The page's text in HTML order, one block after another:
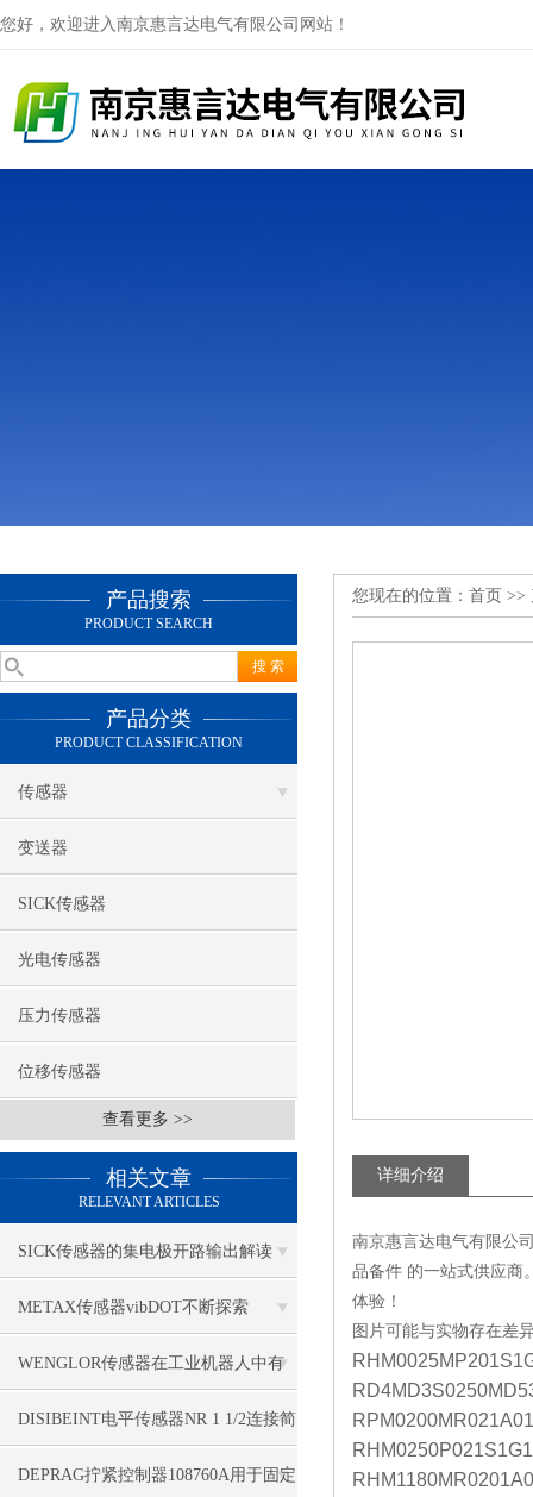
您好，欢迎进入南京惠言达电气有限公司网站！
产品搜索
PRODUCT SEARCH
产品分类
PRODUCT CLASSIFICATION
传感器
变送器
SICK传感器
光电传感器
压力传感器
位移传感器
查看更多 >>
相关文章
RELEVANT ARTICLES
SICK传感器的集电极开路输出解读
METAX传感器vibDOT不断探索
SGD185-1
WENGLOR传感器在工业机器人中有
哪些应用？
DISIBEINT电平传感器NR 1 1/2连接简
单
DEPRAG拧紧控制器108760A用于固定
您现在的位置： 首页 >>
详细介绍
南京惠言达电气有限公
品备件 的一站式供应商
体验！
图片可能与实物存在差
RPM0200MR021A01